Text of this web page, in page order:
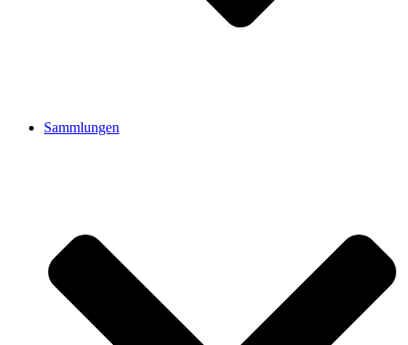
Sammlungen